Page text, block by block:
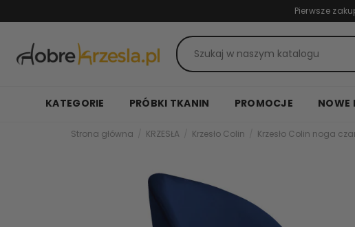
Pierwsze
KATEGORIE PRÓBKI TKANIN PROMOCJE NOWE
Strona główna KRZESŁA Krzesło Colin Krzesło Colin noga